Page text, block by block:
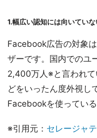
1.幅広い認知には向いていな
Facebook広告の対象
ザーです。国内でのユ
2,400万人※と言われ
どをいったん度外視し
Facebookを使っている
※引用元： セレージャ